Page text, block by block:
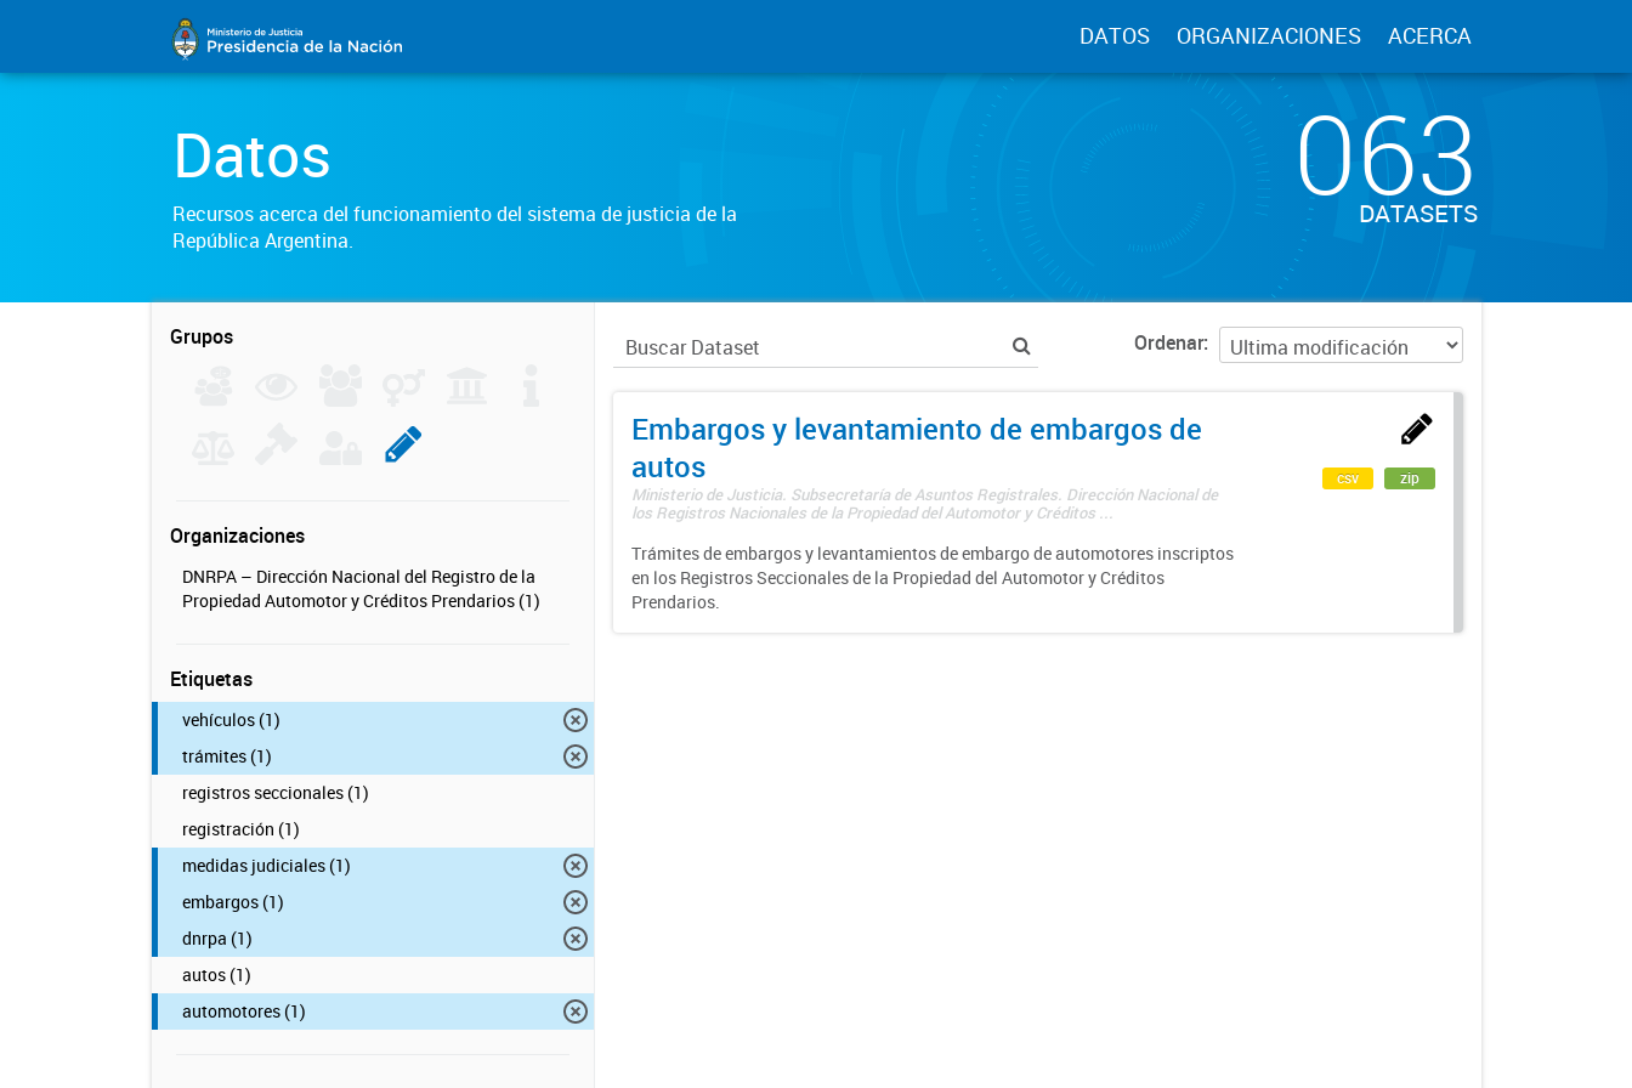
DATOS ORGANIZACIONES ACERCA
Datos
Recursos acerca del funcionamiento del sistema de justicia de la
República Argentina.
063
DATASETS
Grupos
Organizaciones
DNRPA – Dirección Nacional del Registro de la
Propiedad Automotor y Créditos Prendarios (1)
Etiquetas
vehículos (1)
trámites (1)
registros seccionales (1)
registración (1)
medidas judiciales (1)
embargos (1)
dnrpa (1)
autos (1)
automotores (1)
Ordenar
Embargos y levantamiento de embargos de
autos
Ministerio de Justicia. Subsecretaría de Asuntos Registrales. Dirección Nacional de
los Registros Nacionales de la Propiedad del Automotor y Créditos ...
Trámites de embargos y levantamientos de embargo de automotores inscriptos
en los Registros Seccionales de la Propiedad del Automotor y Créditos
Prendarios.
csv zip